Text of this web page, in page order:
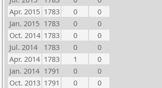
Apr. 2015 1783 0
0
Jan. 2015 1783 0
0
Oct. 2014 1783 0
0
Jul. 2014
1783 0
0
Apr. 2014 1783 1
0
Jan. 2014 1791 0
0
Oct. 2013 1791 0
0